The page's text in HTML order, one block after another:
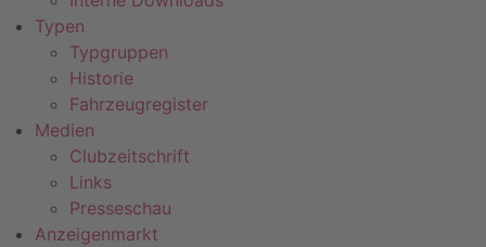
Typen
Typgruppen
Historie
Fahrzeugregister
Medien
Clubzeitschrift
Links
Presseschau
Anzeigenmarkt